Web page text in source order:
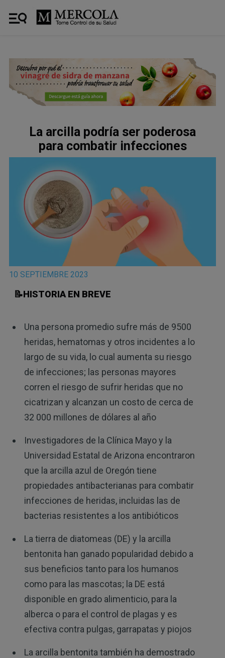
La arcilla podría ser poderosa
para combatir infecciones
10 SEPTIEMBRE 2023
📝HISTORIA EN BREVE
Una persona promedio sufre más de 9500
heridas, hematomas y otros incidentes a lo
largo de su vida, lo cual aumenta su riesgo
de infecciones; las personas mayores
corren el riesgo de sufrir heridas que no
cicatrizan y alcanzan un costo de cerca de
32 000 millones de dólares al año
Investigadores de la Clínica Mayo y la
Universidad Estatal de Arizona encontraron
que la arcilla azul de Oregón tiene
propiedades antibacterianas para combatir
infecciones de heridas, incluidas las de
bacterias resistentes a los antibióticos
La tierra de diatomeas (DE) y la arcilla
bentonita han ganado popularidad debido a
sus beneficios tanto para los humanos
como para las mascotas; la DE está
disponible en grado alimenticio, para la
alberca o para el control de plagas y es
efectiva contra pulgas, garrapatas y piojos
La arcilla bentonita también ha demostrado